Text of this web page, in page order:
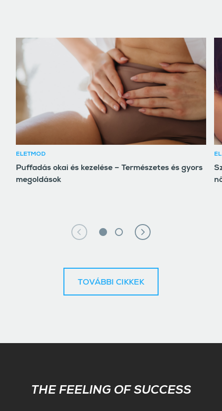
ÉLETMÓD
Puffadás okai és kezelése – Természetes és gyors
megoldások
TOVÁBBI CIKKEK
Subscribe
THE FEELING OF SUCCESS